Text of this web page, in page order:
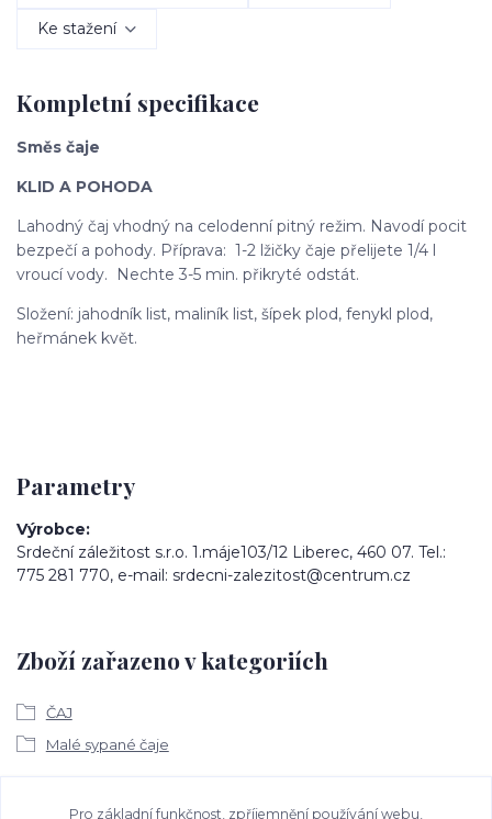
Ke stažení
Kompletní specifikace
Směs čaje
KLID A POHODA
Lahodný čaj vhodný na celodenní pitný režim. Navodí pocit
bezpečí a pohody. Příprava: 1-2 lžičky čaje přelijete 1/4 l
vroucí vody. Nechte 3-5 min. přikryté odstát.
Složení: jahodník list, maliník list, šípek plod, fenykl plod,
heřmánek květ.
Parametry
Výrobce
Srdeční záležitost s.r.o. 1.máje103/12 Liberec, 460 07. Tel.:
775 281 770, e-mail: srdecni-zalezitost@centrum.cz
Zboží zařazeno v kategoriích
ČAJ
Malé sypané čaje
Pro základní funkčnost, zpříjemnění používání webu,